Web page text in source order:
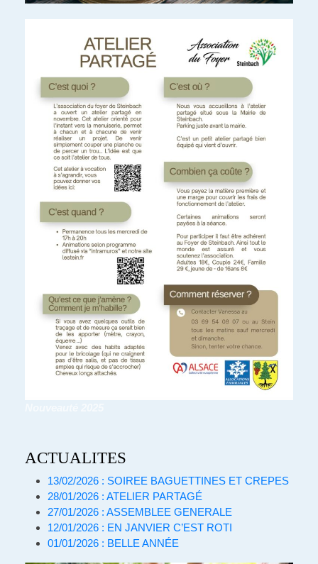
ACTUALITES
13/02/2026 : SOIREE BAGUETTINES ET CREPES
28/01/2026 : ATELIER PARTAGÉ
27/01/2026 : ASSEMBLEE GENERALE
12/01/2026 : EN JANVIER C’EST ROTI
01/01/2026 : BELLE ANNÉE